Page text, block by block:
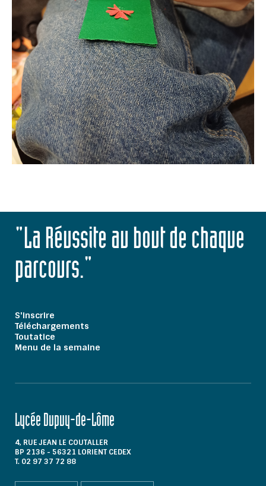
"La Réussite au bout de chaque
parcours."
S'inscrire
Téléchargements
Toutatice
Menu de la semaine
Lycée Dupuy-de-Lôme
4, RUE JEAN LE COUTALLER
BP 2136 - 56321 LORIENT CEDEX
T. 02 97 37 72 88